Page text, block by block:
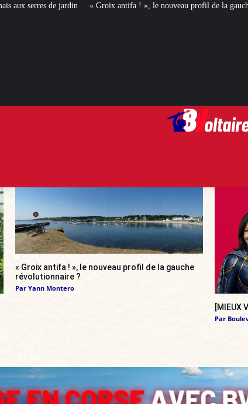
« Groix antifa ! », le nouveau profil de la gauche révolutionnaire ?
« Groix antifa ! », le nouveau profil de la gauche
révolutionnaire ?
Par Yann Montero
[MIEUX
Par